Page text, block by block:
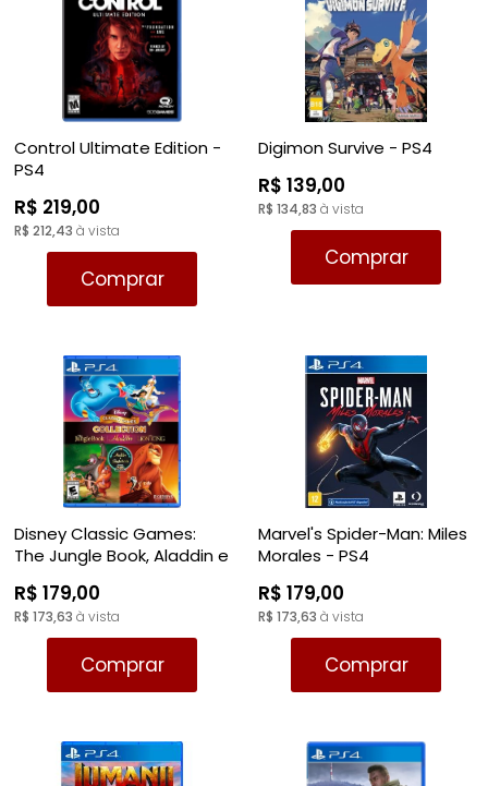
Control Ultimate Edition -
PS4
R$ 219,00
R$ 212,43 à vista
Comprar
Digimon Survive - PS4
R$ 139,00
R$ 134,83 à vista
Comprar
Disney Classic Games:
The Jungle Book, Aladdin e
R$ 179,00
R$ 173,63 à vista
Comprar
Marvel's Spider-Man: Miles
Morales - PS4
R$ 179,00
R$ 173,63 à vista
Comprar